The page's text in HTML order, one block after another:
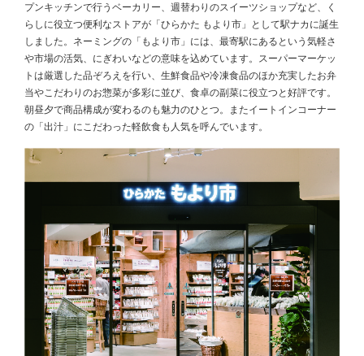
プンキッチンで行うベーカリー、週替わりのスイーツショップなど、く
らしに役立つ便利なストアが「ひらかた もより市」として駅ナカに誕生
しました。ネーミングの「もより市」には、最寄駅にあるという気軽さ
や市場の活気、にぎわいなどの意味を込めています。スーパーマーケッ
トは厳選した品ぞろえを行い、生鮮食品や冷凍食品のほか充実したお弁
当やこだわりのお惣菜が多彩に並び、食卓の副菜に役立つと好評です。
朝昼夕で商品構成が変わるのも魅力のひとつ。またイートインコーナー
の「出汁」にこだわった軽飲食も人気を呼んでいます。